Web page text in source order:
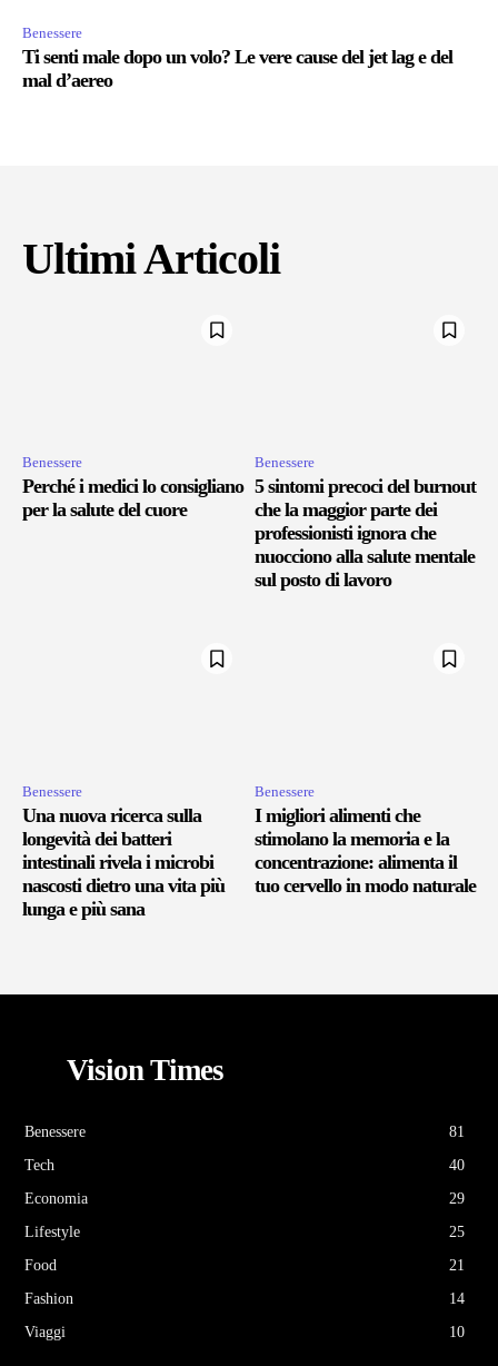
Benessere
Ti senti male dopo un volo? Le vere cause del jet lag e del
mal d’aereo
Ultimi Articoli
Benessere
Perché i medici lo consigliano
per la salute del cuore
Benessere
5 sintomi precoci del burnout
che la maggior parte dei
professionisti ignora che
nuocciono alla salute mentale
sul posto di lavoro
Benessere
Una nuova ricerca sulla
longevità dei batteri
intestinali rivela i microbi
nascosti dietro una vita più
lunga e più sana
Benessere
I migliori alimenti che
stimolano la memoria e la
concentrazione: alimenta il
tuo cervello in modo naturale
Vision Times
Benessere
81
Tech
40
Economia
29
Lifestyle
25
Food
21
Fashion
14
Viaggi
10